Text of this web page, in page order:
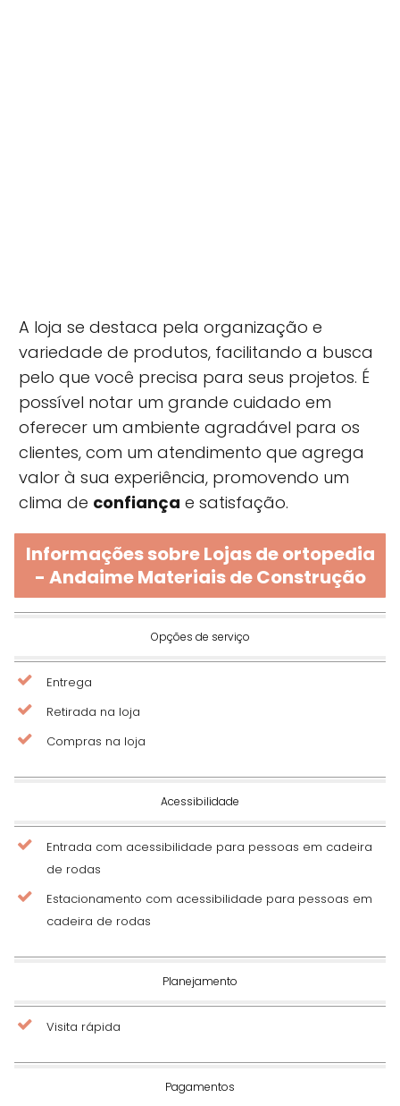
A loja se destaca pela organização e
variedade de produtos, facilitando a busca
pelo que você precisa para seus projetos. É
possível notar um grande cuidado em
oferecer um ambiente agradável para os
clientes, com um atendimento que agrega
valor à sua experiência, promovendo um
clima de confiança e satisfação.
Informações sobre Lojas de ortopedia
- Andaime Materiais de Construção
Opções de serviço
Entrega
Retirada na loja
Compras na loja
Acessibilidade
Entrada com acessibilidade para pessoas em cadeira
de rodas
Estacionamento com acessibilidade para pessoas em
cadeira de rodas
Planejamento
Visita rápida
Pagamentos